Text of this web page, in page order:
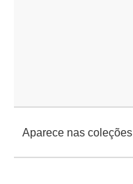
Aparece nas coleções